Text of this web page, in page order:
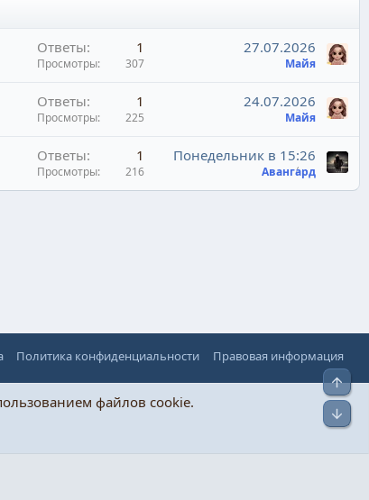
Ответы 1
Просмотры 307
27.07.2026
Майя
Ответы 1
Просмотры 225
24.07.2026
Майя
Ответы 1
Просмотры 216
Понедельник в 15:26
Авангард
Политика конфиденциальности Правовая информация
файлов cookie.
Верх